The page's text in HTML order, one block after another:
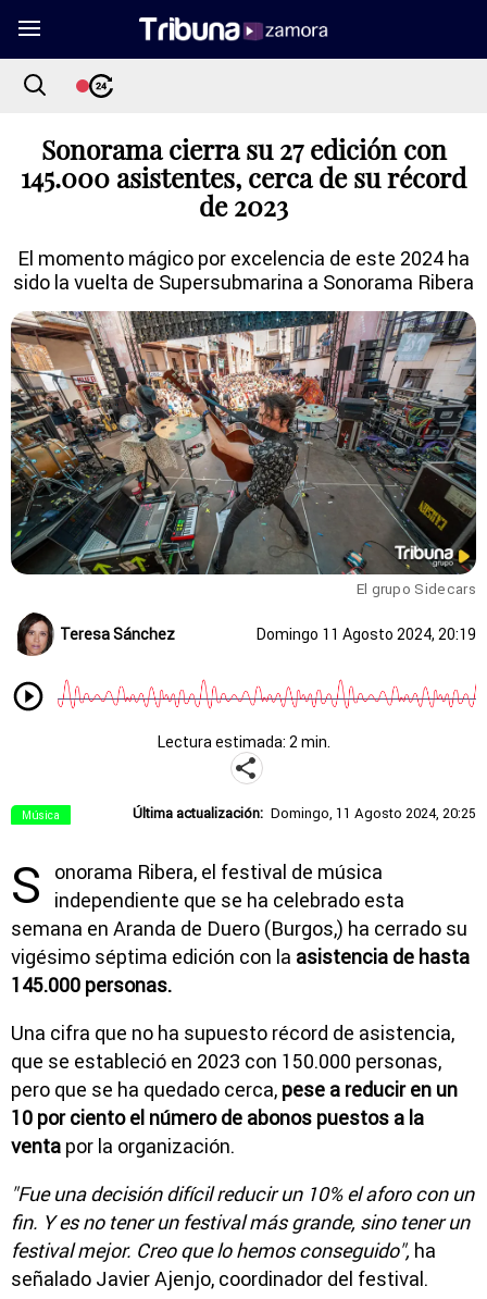
Sonorama cierra su 27 edición con
145.000 asistentes, cerca de su récord
de 2023
El momento mágico por excelencia de este 2024 ha
sido la vuelta de Supersubmarina a Sonorama Ribera
El grupo Sidecars
Teresa Sánchez Domingo 11 Agosto 2024, 20:19
Lectura estimada: 2 min.
Música Última actualización: Domingo, 11 Agosto 2024, 20:25
S
onorama Ribera, el festival de música
independiente que se ha celebrado esta
semana en Aranda de Duero (Burgos,) ha cerrado su
vigésimo séptima edición con la asistencia de hasta
145.000 personas.
Una cifra que no ha supuesto récord de asistencia,
que se estableció en 2023 con 150.000 personas,
pero que se ha quedado cerca, pese a reducir en un
10 por ciento el número de abonos puestos a la
venta por la organización.
"Fue una decisión difícil reducir un 10% el aforo con un
fin. Y es no tener un festival más grande, sino tener un
festival mejor. Creo que lo hemos conseguido", ha
señalado Javier Ajenjo, coordinador del festival.